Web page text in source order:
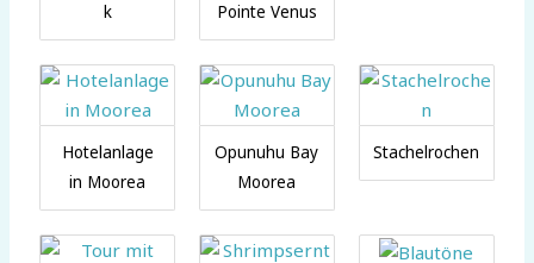
k
Pointe Venus
Hotelanlage
in Moorea
Opunuhu Bay
Moorea
Stachelrochen